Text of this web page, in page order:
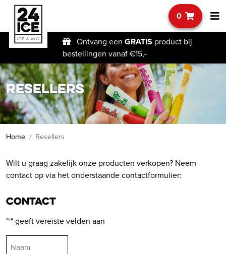
0
Ontvang een GRATIS product bij
bestellingen vanaf €15,-
Resellers
Home Resellers
Wilt u graag zakelijk onze producten verkopen? Neem
contact op via het onderstaande contactformulier:
Contact
"*" geeft vereiste velden aan